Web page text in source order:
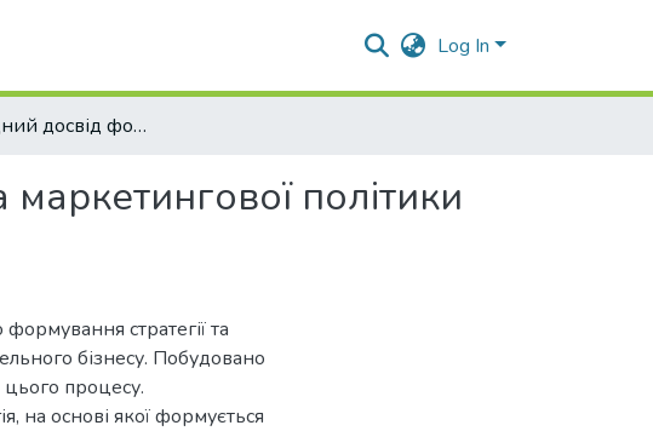
Log In
Міжнародний досвід формування стратегії та маркетингової політики підприємств готельного бізнесу
політики
стратегії та
бізнесу. Побудовано
процесу.
на основі якої формується